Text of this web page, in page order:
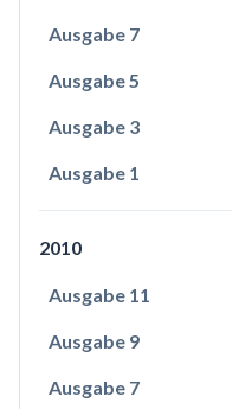
Ausgabe 7
Ausgabe 5
Ausgabe 3
Ausgabe 1
2010
Ausgabe 11
Ausgabe 9
Ausgabe 7